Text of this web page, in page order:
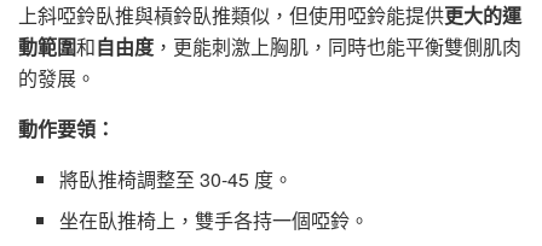
上斜啞鈴臥推與槓鈴臥推類似，但使用啞鈴能提供更大的運
動範圍和自由度 ，更能刺激上胸肌，同時也能平衡雙側肌肉
的發展。
動作要領：
將臥推椅調整至 30-45 度。
坐在臥推椅上，雙手各持一個啞鈴。